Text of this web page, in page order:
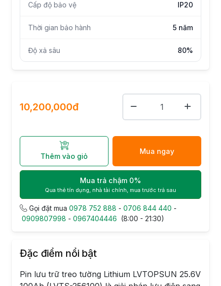
Cấp độ bảo vệ IP20
Thời gian bảo hành 5 năm
Độ xả sâu 80%
10,200,000đ
Thêm vào giỏ
Mua ngay
Mua trả chậm 0%
Qua thẻ tín dụng, nhà tài chính, mua trước trả sau
Gọi đặt mua 0978 752 888 - 0706 844 440 -
0909807998 - 0967404446 (8:00 - 21:30)
Đặc điểm nổi bật
Pin lưu trữ treo tường Lithium LVTOPSUN 25.6V